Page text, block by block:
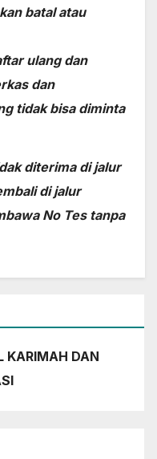
batal atau
ulang dan
dan
tidak bisa diminta
diterima di jalur
di jalur
No Tes tanpa
KARIMAH DAN